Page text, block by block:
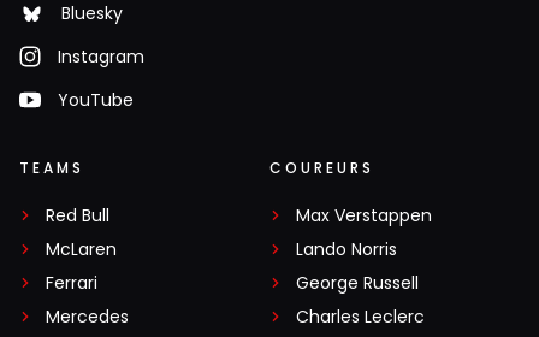
Bluesky
Instagram
YouTube
TEAMS
Red Bull
McLaren
Ferrari
Mercedes
COUREURS
Max Verstappen
Lando Norris
George Russell
Charles Leclerc